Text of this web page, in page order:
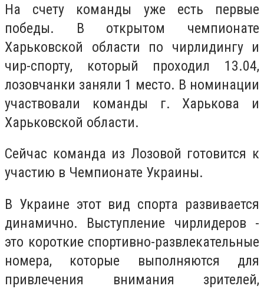
На счету команды уже есть первые
победы. В открытом чемпионате
Харьковской области по чирлидингу и
чир-спорту, который проходил 13.04,
лозовчанки заняли 1 место. В номинации
участвовали команды г. Харькова и
Харьковской области.
Сейчас команда из Лозовой готовится к
участию в Чемпионате Украины.
В Украине этот вид спорта развивается
динамично. Выступление чирлидеров -
это короткие спортивно-развлекательные
номера, которые выполняются для
привлечения внимания зрителей,